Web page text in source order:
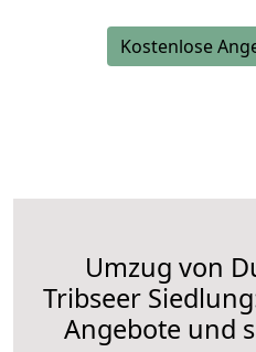
Kostenlose
Umzug von
Tribseer
Angebote und